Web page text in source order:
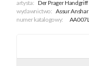
artysta:
Der Prager Handgriff
wydawnictwo:
Assur
numer katalogowy: